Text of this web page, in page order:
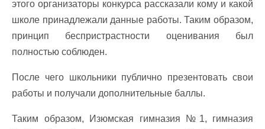
этого организаторы конкурса рассказали кому и какой
школе принадлежали данные работы. Таким образом,
принцип беспристрастности оценивания был
полностью соблюден.
После чего школьники публично презентовать свои
работы и получали дополнительные баллы.
Таким образом, Изюмская гимназия №1, гимназия